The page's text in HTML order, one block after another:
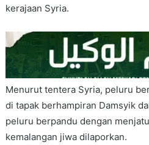
kerajaan Syria.
Menurut tentera Syria, peluru
di tapak berhampiran Damsyik
peluru berpandu dengan
kemalangan jiwa dilaporkan.